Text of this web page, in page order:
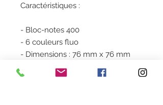
Caractéristiques :
- Bloc-notes 400
- 6 couleurs fluo
- Dimensions : 76 mm x 76 mm